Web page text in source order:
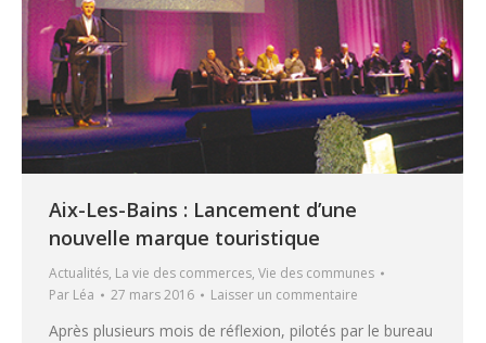
Aix-Les-Bains : Lancement d’une
nouvelle marque touristique
Actualités, La vie des commerces, Vie des communes
Par Léa 27 mars 2016 Laisser un commentaire
Après plusieurs mois de réflexion, pilotés par le bureau